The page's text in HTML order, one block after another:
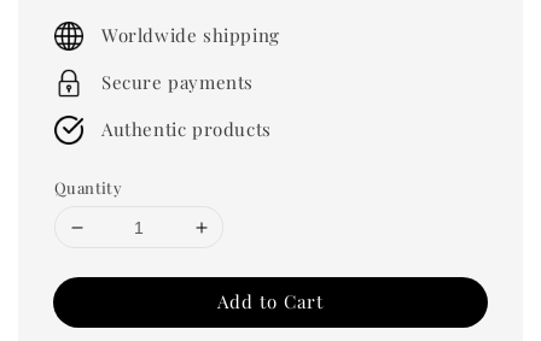
price
Worldwide shipping
Secure payments
Authentic products
Quantity
Add to Cart